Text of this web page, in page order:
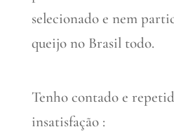
selecionado e nem
queijo no Brasil todo.
Tenho contado e
insatisfação :